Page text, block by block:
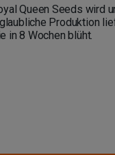
Queen Seeds wird
Produktion
in 8 Wochen blüht.